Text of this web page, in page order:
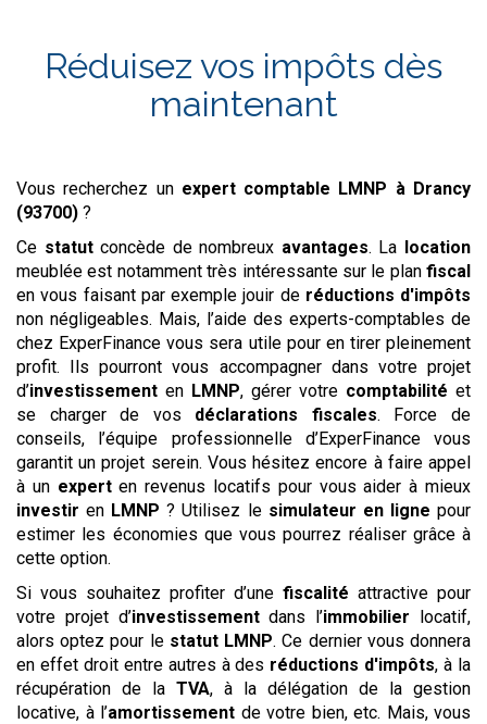
Réduisez vos impôts dès
maintenant
Vous recherchez un expert comptable LMNP à Drancy
(93700) ?
Ce statutconcède de nombreux avantages. La location
meublée est notamment très intéressante sur le plan fiscal
en vous faisant par exemple jouir de réductions d'impôts
non négligeables. Mais, l’aide des experts-comptables de
chez ExperFinance vous sera utile pour en tirer pleinement
profit. Ils pourront vous accompagner dans votre projet
d’investissement en LMNP, gérer votre comptabilité et
se charger de vos déclarations fiscales. Force de
conseils, l’équipe professionnelle d’ExperFinance vous
garantit un projet serein. Vous hésitez encore à faire appel
à un experten revenus locatifs pour vous aider à mieux
investir en LMNP ? Utilisez le simulateur en ligne pour
estimer les économies que vous pourrez réaliser grâce à
cette option.
Si vous souhaitez profiter d’une fiscalité attractive pour
votre projet d’investissementdans l’immobilier locatif,
alors optez pour le statut LMNP. Ce dernier vous donnera
en effet droit entre autres à des réductions d'impôts, à la
récupération de la TVA, à la délégation de la gestion
locative, à l’amortissement de votre bien, etc. Mais, vous